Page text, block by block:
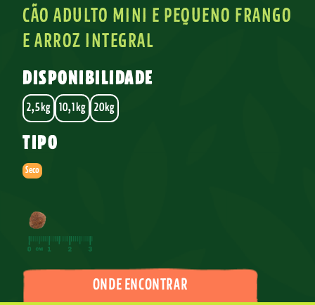
CÃO ADULTO MINI E PEQUENO FRANGO
E ARROZ INTEGRAL
DISPONIBILIDADE
2,5kg 10,1kg 20kg
TIPO
Seco
ONDE ENCONTRAR